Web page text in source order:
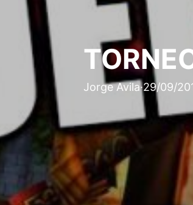
Jorge Avila·29/09/